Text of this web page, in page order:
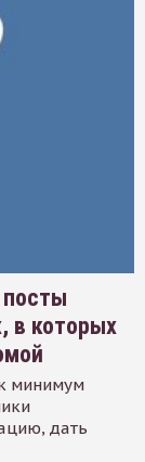
посты
в которых
минимум
дать